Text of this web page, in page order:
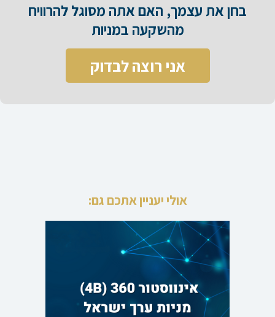
בחן את עצמך, האם אתה מסוגל להרוויח
מהשקעה במניות​
אני רוצה לבדוק
אולי יעניין אתכם גם: